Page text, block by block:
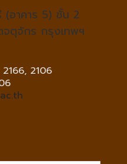
(อาคาร 5) ชั้น 2
ตุจักร กรุงเทพฯ
2166, 2106